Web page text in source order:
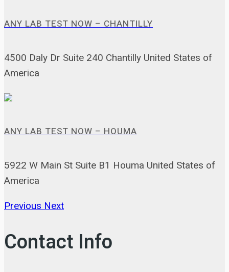
ANY LAB TEST NOW – CHANTILLY
4500 Daly Dr Suite 240 Chantilly United States of
America
ANY LAB TEST NOW – HOUMA
5922 W Main St Suite B1 Houma United States of
America
Previous Next
Contact Info